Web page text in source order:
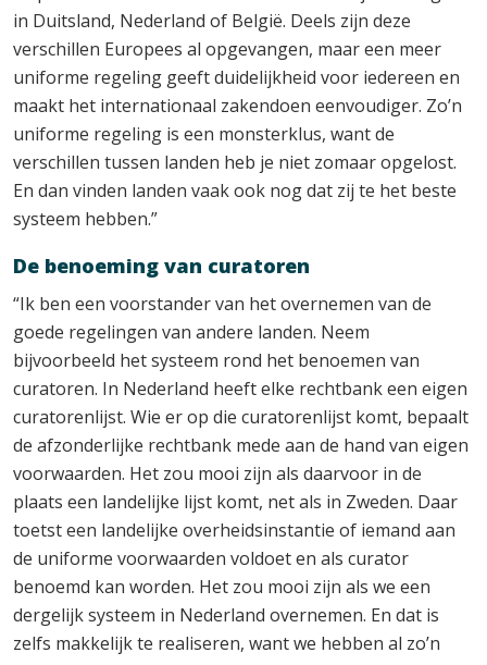
in Duitsland, Nederland of België. Deels zijn deze
verschillen Europees al opgevangen, maar een meer
uniforme regeling geeft duidelijkheid voor iedereen en
maakt het internationaal zakendoen eenvoudiger. Zo’n
uniforme regeling is een monsterklus, want de
verschillen tussen landen heb je niet zomaar opgelost.
En dan vinden landen vaak ook nog dat zij te het beste
systeem hebben.”
De benoeming van curatoren
“Ik ben een voorstander van het overnemen van de
goede regelingen van andere landen. Neem
bijvoorbeeld het systeem rond het benoemen van
curatoren. In Nederland heeft elke rechtbank een eigen
curatorenlijst. Wie er op die curatorenlijst komt, bepaalt
de afzonderlijke rechtbank mede aan de hand van eigen
voorwaarden. Het zou mooi zijn als daarvoor in de
plaats een landelijke lijst komt, net als in Zweden. Daar
toetst een landelijke overheidsinstantie of iemand aan
de uniforme voorwaarden voldoet en als curator
benoemd kan worden. Het zou mooi zijn als we een
dergelijk systeem in Nederland overnemen. En dat is
zelfs makkelijk te realiseren, want we hebben al zo’n